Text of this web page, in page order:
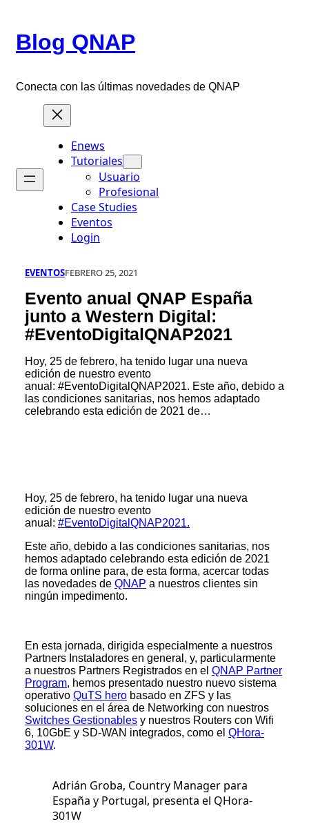
contenido
Blog QNAP
Conecta con las últimas novedades de QNAP
Enews
Tutoriales
Usuario
Profesional
Case Studies
Eventos
Login
EVENTOSFEBRERO 25, 2021
Evento anual QNAP España
junto a Western Digital:
#EventoDigitalQNAP2021
Hoy, 25 de febrero, ha tenido lugar una nueva
edición de nuestro evento
anual: #EventoDigitalQNAP2021. Este año, debido a
las condiciones sanitarias, nos hemos adaptado
celebrando esta edición de 2021 de…
Hoy, 25 de febrero, ha tenido lugar una nueva
edición de nuestro evento
anual: #EventoDigitalQNAP2021.
Este año, debido a las condiciones sanitarias, nos
hemos adaptado celebrando esta edición de 2021
de forma online para, de esta forma, acercar todas
las novedades de QNAP a nuestros clientes sin
ningún impedimento.
En esta jornada, dirigida especialmente a nuestros
Partners Instaladores en general, y, particularmente
a nuestros Partners Registrados en el QNAP Partner
Program, hemos presentado nuestro nuevo sistema
operativo QuTS hero basado en ZFS y las
soluciones en el área de Networking con nuestros
Switches Gestionables y nuestros Routers con Wifi
6, 10GbE y SD-WAN integrados, como el QHora-
301W.
Adrián Groba, Country Manager para
España y Portugal, presenta el QHora-
301W